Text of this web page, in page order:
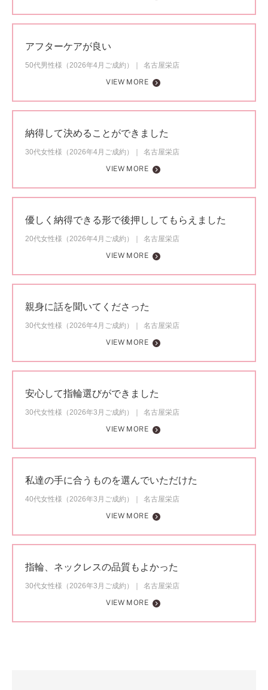
アフターケアが良い
50代男性様（2026年4月ご成約）
名古屋栄店
VIEW MORE
納得して決めることができました
30代女性様（2026年4月ご成約）
名古屋栄店
VIEW MORE
優しく納得できる形で後押ししてもらえました
20代女性様（2026年4月ご成約）
名古屋栄店
VIEW MORE
親身に話を聞いてくださった
30代女性様（2026年4月ご成約）
名古屋栄店
VIEW MORE
安心して指輪選びができました
30代女性様（2026年3月ご成約）
名古屋栄店
VIEW MORE
私達の手に合うものを選んでいただけた
40代女性様（2026年3月ご成約）
名古屋栄店
VIEW MORE
指輪、ネックレスの品質もよかった
30代女性様（2026年3月ご成約）
名古屋栄店
VIEW MORE